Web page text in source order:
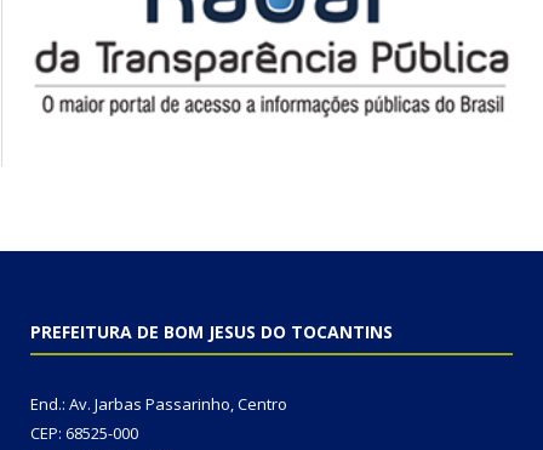
PREFEITURA DE BOM JESUS DO TOCANTINS
End.: Av. Jarbas Passarinho, Centro
CEP: 68525-000